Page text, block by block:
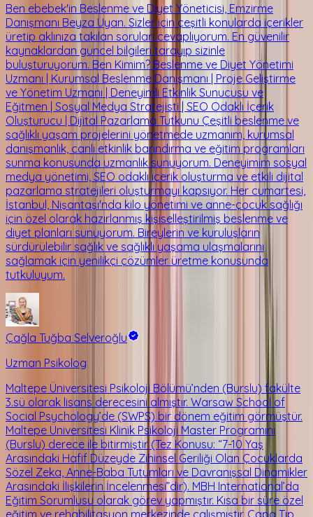
Ben ebebek'in Beslenme ve Diyet Yöneticisi, Emzirme
Danışmanı Beyza Uyan. Sizler için çeşitli konularda içerikler
üretip aklınıza takılan soruları cevaplıyorum. En güvenilir
kaynaklardan güncel bilgileri tarayıp sizinle
buluşturuyorum. Ben Kimim? Beslenme ve Diyet Yönetimi
Uzmanı | Kurumsal Beslenme Danışmanı | Proje Geliştirme
ve Yönetim Uzmanı | Deneyimli Etkinlik Sunucusu ve
Eğitmen | Sosyal Medya Stratejisti | SEO Odaklı İçerik
Oluşturucu | Dijital Pazarlama Tutkunu Çeşitli beslenme ve
sağlıklı yaşam projelerini yönetmede uzmanım, kurumsal
danışmanlık, canlı etkinlik barındırma ve eğitim programları
sunma konusunda uzmanlık sunuyorum. Deneyimim sosyal
medya yönetimi, SEO odaklı içerik oluşturma ve etkili dijital
pazarlama stratejileri oluşturmayı kapsıyor. Her cumartesi,
İstanbul, Nişantaşı'nda kilo yönetimi ve anne-çocuk sağlığı
için özel olarak hazırlanmış kişiselleştirilmiş beslenme ve
diyet planları sunuyorum. Bireylerin ve kuruluşların
sürdürülebilir sağlık ve sağlıklı yaşama ulaşmalarını
sağlamak için yenilikçi çözümler üretme konusunda
tutkuluyum.
Çağla Tuğba Selveroğlu
Uzman Psikolog
Maltepe Üniversitesi Psikoloji Bölümü’nden (Burslu) fakülte
3.sü olarak lisans derecesini almıştır. Warsaw School of
Social Psychology’de (SWPS) bir dönem eğitim görmüştür.
Maltepe Üniversitesi Klinik Psikoloji Master Programını
(Burslu) derece ile bitirmiştir (Tez Konusu: “7-10 Yaş
Arasındaki Hafif Düzeyde Zihinsel Geriliği Olan Çocuklarda
Sözel Zeka, Anne-Baba Tutumları ve Davranışsal Dinamikler
Arasındaki İlişkilerin İncelenmesi”dir). MBH International’da
Eğitim Sorumlusu olarak görev yapmıştır. Kısa bir süre özel
eğitim ve rehabilitasyon merkezinde çalışmıştır. Çapa Tıp